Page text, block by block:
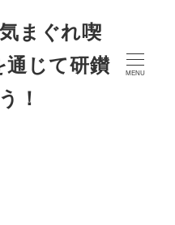
まぐれ喫
通じて研鑚
！
MENU